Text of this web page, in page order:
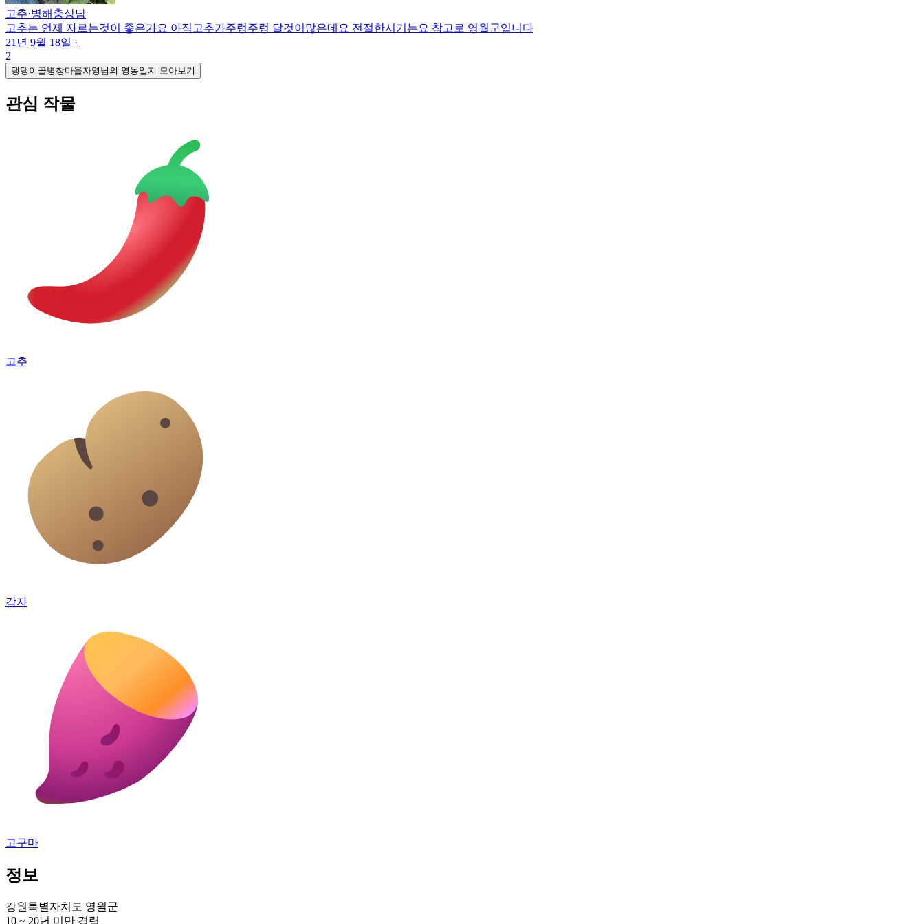
고추·병해충상담
고추는 언제 자르는것이 좋은가요 아직고추가주렁주렁 달것이많은데요 전절한시기는요 참고로 영월군입니다
21년 9월 18일 ·
2
탱탱이골병창마을자영님의 영농일지 모아보기
관심 작물
고추
감자
고구마
정보
강원특별자치도 영월군
10 ~ 20년 미만 경력